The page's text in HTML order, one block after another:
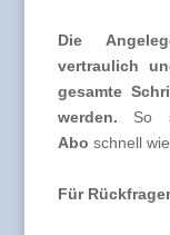
Die
vertraulich
gesamte
werden. So
Abo schnell
Für